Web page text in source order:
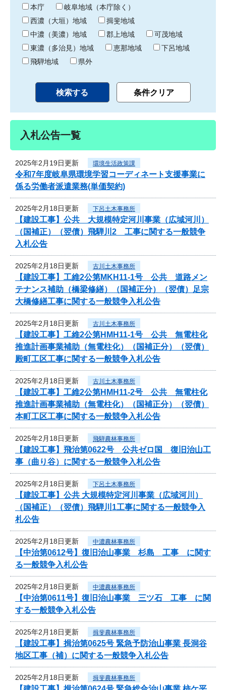
わ
り
本庁
岐阜地域（本庁除く）
西濃（大垣）地域
揖斐地域
中濃（美濃）地域
郡上地域
可茂地域
東濃（多治見）地域
恵那地域
下呂地域
飛騨地域
県外
入札公告一覧
2025年2月19日更新 環境生活政策課
令和7年度岐阜県環境学習コーディネート支援事業に
係る労働者派遣業務(単価契約)
2025年2月18日更新 下呂土木事務所
【建設工事】公共 大規模特定河川事業（広域河川）
（国補正）（翌債）飛騨川2 工事に関する一般競争
入札公告
2025年2月18日更新 古川土木事務所
【建設工事】工維2公第MKH11-1号 公共 道路メン
テナンス補助（橋梁修繕）（国補正分）（翌債）足宗
大橋修繕工事に関する一般競争入札公告
2025年2月18日更新 古川土木事務所
【建設工事】工維2公第HMH11-1号 公共 無電柱化
推進計画事業補助（無電柱化）（国補正分）（翌債）
殿町工区工事に関する一般競争入札公告
2025年2月18日更新 古川土木事務所
【建設工事】工維2公第HMH11-2号 公共 無電柱化
推進計画事業補助（無電柱化）（国補正分）（翌債）
本町工区工事に関する一般競争入札公告
2025年2月18日更新 飛騨農林事務所
【建設工事】飛治第0622号 公共ゼロ国 復旧治山工
事（曲り谷）に関する一般競争入札公告
2025年2月18日更新 下呂土木事務所
【建設工事】公共 大規模特定河川事業（広域河川）
（国補正）（翌債）飛騨川1工事に関する一般競争入
札公告
2025年2月18日更新 中濃農林事務所
【中治第0612号】復旧治山事業 杉島 工事 に関す
る一般競争入札公告
2025年2月18日更新 中濃農林事務所
【中治第0611号】復旧治山事業 三ツ石 工事 に関
する一般競争入札公告
2025年2月18日更新 揖斐農林事務所
【建設工事】揖治第0625号 緊急予防治山事業 長洞谷
地区工事（補）に関する一般競争入札公告
2025年2月18日更新 揖斐農林事務所